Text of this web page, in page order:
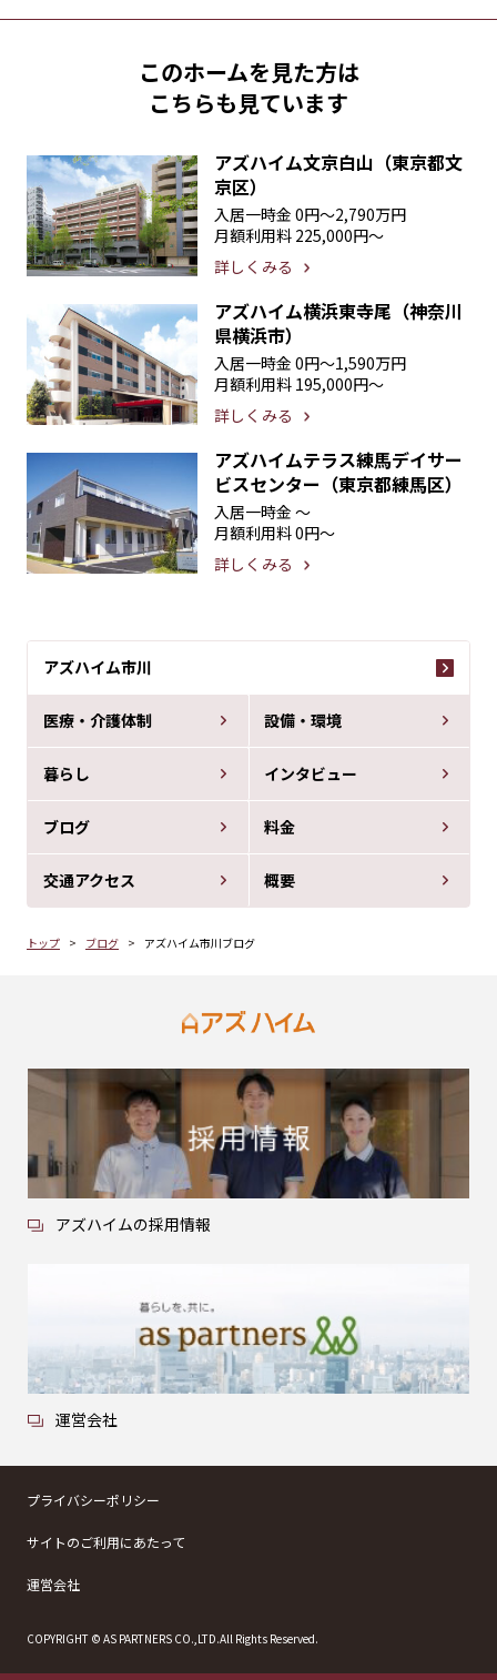
アズハイム市川
医療・介護体制 設備・環境
暮らし インタビュー
ブログ 料金
交通アクセス 概要
トップ ブログ アズハイム市川ブログ
このホームを見た方は
こちらも見ています
アズハイム文京白山（東京都文
京区）
入居一時金 0円〜2,790万円
月額利用料 225,000円〜
詳しくみる
アズハイム横浜東寺尾（神奈川
県横浜市）
入居一時金 0円〜1,590万円
月額利用料 195,000円〜
詳しくみる
アズハイムテラス練馬デイサー
ビスセンター（東京都練馬区）
入居一時金 〜
月額利用料0円〜
詳しくみる
アズハイムの採用情報
運営会社
プライバシーポリシー
サイトのご利用にあたって
運営会社
COPYRIGHT © AS PARTNERS CO.,LTD.All Rights Reserved.